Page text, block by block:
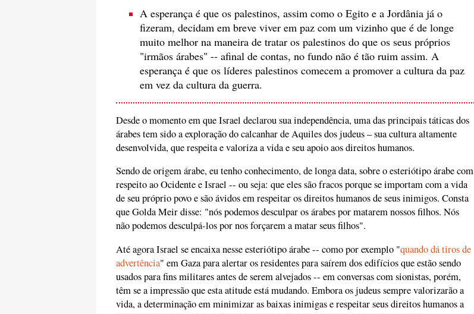
A esperança é que os palestinos, assim como o Egito e a Jordânia já o
fizeram, decidam em breve viver em paz com um vizinho que é de longe
muito melhor na maneira de tratar os palestinos do que os seus próprios
"irmãos árabes" -- afinal de contas, no fundo não é tão ruim assim. A
esperança é que os líderes palestinos comecem a promover a cultura da paz
em vez da cultura da guerra.
Desde o momento em que Israel declarou sua independência, uma das principais táticas dos
árabes tem sido a exploração do calcanhar de Aquiles dos judeus – sua cultura altamente
desenvolvida, que respeita e valoriza a vida e seu apoio aos direitos humanos.
Sendo de origem árabe, eu tenho conhecimento, de longa data, sobre o esteriótipo árabe com
respeito ao Ocidente e Israel -- ou seja: que eles são fracos porque se importam com a vida
de seu próprio povo e são ávidos em respeitar os direitos humanos de seus inimigos. Consta
que Golda Meir disse: "nós podemos desculpar os árabes por matarem nossos filhos. Nós
não podemos desculpá-los por nos forçarem a matar seus filhos".
Até agora Israel se encaixa nesse esteriótipo árabe -- como por exemplo "quando dá tiros de
advertência" em Gaza para alertar os residentes para saírem dos edifícios que estão sendo
usados para fins militares antes de serem alvejados -- em conversas com sionistas, porém,
têm se a impressão que esta atitude está mudando. Embora os judeus sempre valorizarão a
vida, a determinação em minimizar as baixas inimigas e respeitar seus direitos humanos a